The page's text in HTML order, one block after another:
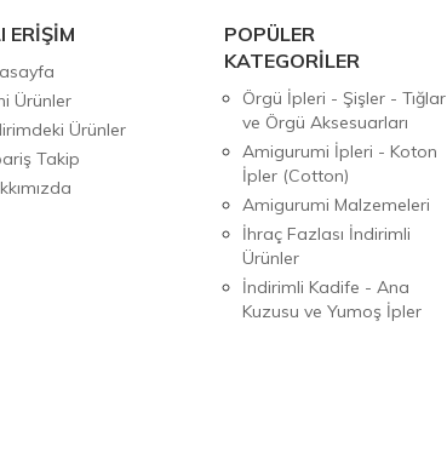
ERİŞİM
Ürünler
Ürünler
Takip
POPÜLER
KATEGORİLER
Örgü İpleri - Şişler - Tığlar
ve Örgü Aksesuarları
Amigurumi İpleri - Koton
İpler (Cotton)
Amigurumi Malzemeleri
İhraç Fazlası İndirimli
Ürünler
İndirimli Kadife - Ana
Kuzusu ve Yumoş İpler